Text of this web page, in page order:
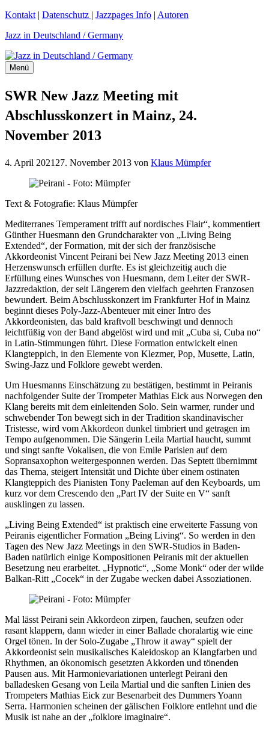
Zum
springen
Kontakt | Datenschutz | Jazzpages Info | Autoren
Jazz in Deutschland / Germany
Menü
SWR New Jazz Meeting mit
Abschlusskonzert in Mainz, 24.
November 2013
4. April 2021 27. November 2013 von Klaus Mümpfer
Text & Fotografie: Klaus Mümpfer
Mediterranes Temperament trifft auf nordisches Flair“, kommentiert
Günther Huesmann den Grundcharakter von „Living Being
Extended“, der Formation, mit der sich der französische
Akkordeonist Vincent Peirani bei New Jazz Meeting 2013 einen
Herzenswunsch erfüllen durfte. Es ist gleichzeitig auch die
Erfüllung eines Wunsches von Huesmann, dem Leiter der SWR-
Jazzredaktion, der seit Längerem den vielfach geehrten Franzosen
bewundert. Beim Abschlusskonzert im Frankfurter Hof in Mainz
beginnt dieses Poly-Jazz-Abenteuer mit einer Intro des
Akkordeonisten, das bald kraftvoll beschwingt und dennoch
leichtfüßig von der Band abgelöst wird und mit „Cuba si, Cuba no“
in Latin-Stimmungen führt. Diese Formation entwickelt einen
Klangteppich, in den Elemente von Klezmer, Pop, Musette, Latin,
Swing-Jazz und Folklore gewebt werden.
Um Huesmanns Einschätzung zu bestätigen, bestimmt in Peiranis
nachfolgender Suite der Trompeter Mathias Eick aus Norwegen den
Klang bereits mit dem einleitenden Solo. Sein warmer, runder und
schwebender Ton bewegt sich in der Tradition skandinavischer
Tristesse, wird vom Akkordeon dunkel timbriert und getragen im
Tempo aufgenommen. Die Sängerin Leila Martial haucht, summt
und singt sanfte Vokalisen, die von Emile Parisien auf dem
Sopransaxophon weitergesponnen werden. Das Septett übernimmt
das Thema, steigert Intensität und Dichte über einem ostinaten
Klangteppich des Pianisten Tony Paeleman auf den Keyboards, um
kurz vor dem Crescendo den „Part IV der Suite en V“ sanft
ausklingen zu lassen.
„Living Being Extended“ ist praktisch eine erweiterte Fassung von
Peiranis eigentlicher Formation „Being Living“. So werden in den
Tagen des New Jazz Meetings in den SWR-Studios in Baden-
Baden natürlich einige Kompositionen Peiranis mit der aktuellen
Besetzung neu erarbeitet. „Hypnotic“, „Some Monk“ oder der wilde
Balkan-Ritt „Cocek“ in der Zugabe wecken dabei Assoziationen.
Mal lässt Peirani sein Akkordeon zirpen, fauchen, seufzen oder
rasant klappern, dann wieder in einer Ballade choralartig wie eine
Orgel tönen. In der Solo-Zugabe „Throw it away“ spielt der
Akkordeonist sein musikalisches Kaleidoskop an Klangfarben und
Rhythmen, an ökonomisch gesetzten Akkorden und tönenden
Pausen aus. Mit Harmonievariationen unterlegt Peirani den
balladesken Gesang von Leila Martial und die sanften Linien des
Trompeters Mathias Eick zur Besenarbeit des Dummers Yoann
Serra. Harmonien scheinen der gälischen Folklore entlehnt und die
Musik ist nahe an der „folklore imaginaire“.